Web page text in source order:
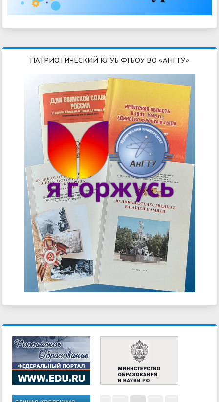
ПАТРИОТИЧЕСКИЙ КЛУБ ФГБОУ ВО «АНГТУ»